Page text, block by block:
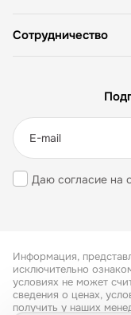
Сотрудничество
Даю согласие на
Информация,
исключительно
условиях не может
сведения о ценах,
получить у наших